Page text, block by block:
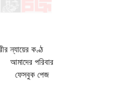
ন্যায়ের কণ্ঠ
আমাদের পরিবার
ফেসবুক পেজ